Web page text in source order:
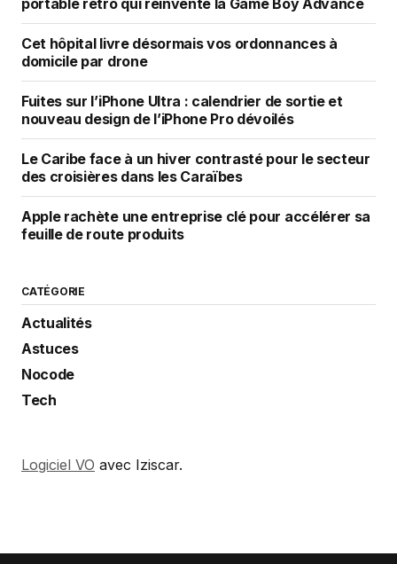
Cet hôpital livre désormais vos ordonnances à
domicile par drone
Fuites sur l’iPhone Ultra : calendrier de sortie et
nouveau design de l’iPhone Pro dévoilés
Le Caribe face à un hiver contrasté pour le secteur
des croisières dans les Caraïbes
Apple rachète une entreprise clé pour accélérer sa
feuille de route produits
CATÉGORIE
Actualités
Astuces
Nocode
Tech
Logiciel VO avec Iziscar.